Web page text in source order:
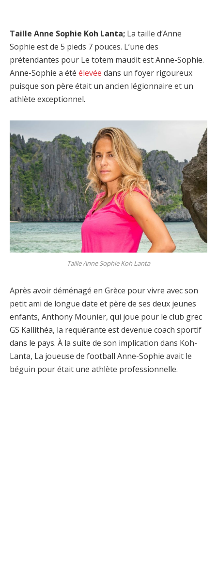
Taille Anne Sophie Koh Lanta; La taille d’Anne
Sophie est de 5 pieds 7 pouces. L’une des
prétendantes pour Le totem maudit est Anne-Sophie.
Anne-Sophie a été élevée dans un foyer rigoureux
puisque son père était un ancien légionnaire et un
athlète exceptionnel.
Taille Anne Sophie Koh Lanta
Après avoir déménagé en Grèce pour vivre avec son
petit ami de longue date et père de ses deux jeunes
enfants, Anthony Mounier, qui joue pour le club grec
GS Kallithéa, la requérante est devenue coach sportif
dans le pays. À la suite de son implication dans Koh-
Lanta, La joueuse de football Anne-Sophie avait le
béguin pour était une athlète professionnelle.